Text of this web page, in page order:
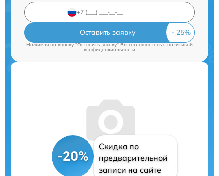
Оставить заявку
Нажимая на кнопку "Оставить заявку" Вы соглашаетесь cполитикой
конфиденциальности
-20%
Скидка по
предварительной
записи на сайте